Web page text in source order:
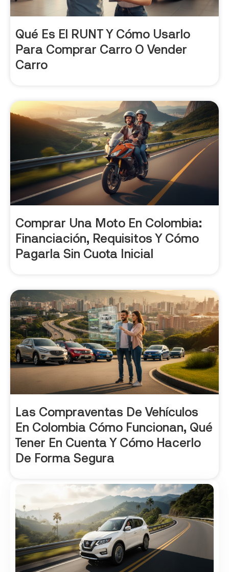
Qué Es El RUNT Y Cómo Usarlo
Para Comprar Carro O Vender
Carro
Comprar Una Moto En Colombia:
Financiación, Requisitos Y Cómo
Pagarla Sin Cuota Inicial
Las Compraventas De Vehículos
En Colombia Cómo Funcionan, Qué
Tener En Cuenta Y Cómo Hacerlo
De Forma Segura